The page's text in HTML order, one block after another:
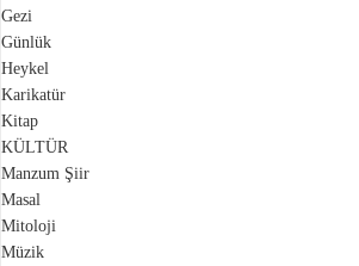
Gezi
Günlük
Heykel
Karikatür
Kitap
KÜLTÜR
Manzum Şiir
Masal
Mitoloji
Müzik